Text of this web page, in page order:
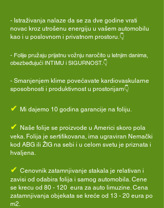
- Istraživanja nalaze da se za dve godine vrati
novac kroz utrošenu energiju u vašem automobilu
kao i u poslovnom i privatnom prostoru.👇
- Folije pružaju prijatnu vožnju naročito u letnjim danima,
obezbeđujući INTIMU i SIGURNOST.👇
- Smanjenjem klime povećavate kardiovaskularne
sposobnosti i produktivnost u prostorijam👇
✔ Mi dajemo 10 godina garancije na foliju.
✔
Naše folije se proizvode u Americi skoro pola
veka. Folija je sertifikovana, ima ugraviran Nemački
kod ABG ili ŽIG na sebi i u celom svetu je priznata i
hvaljena.
✔ Cenovnik zatamnjivanje stakala je relativan i
zavisi od odabira folija i samog automobila. Cene
se krecu od 80 - 120 eura za auto limuzine. Cena
zatamnjivanja objekata se kreće od 13 - 20 eura po
m2.